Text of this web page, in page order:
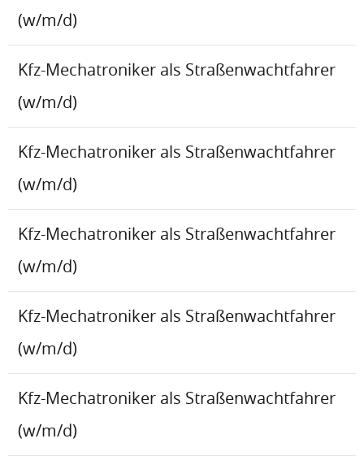
(w/m/d)
Kfz-Mechatroniker als Straßenwachtfahrer
(w/m/d)
Kfz-Mechatroniker als Straßenwachtfahrer
(w/m/d)
Kfz-Mechatroniker als Straßenwachtfahrer
(w/m/d)
Kfz-Mechatroniker als Straßenwachtfahrer
(w/m/d)
Kfz-Mechatroniker als Straßenwachtfahrer
(w/m/d)